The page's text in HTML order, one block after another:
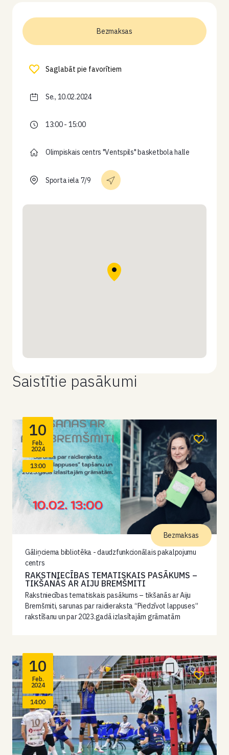
Bezmaksas
Saglabāt pie favorītiem
Se., 10.02.2024
13:00 - 15:00
Olimpiskais centrs "Ventspils" basketbola halle
Sporta iela 7/9
Saistītie pasākumi
10
Feb.
2024
13:00
Gāliņciema bibliotēka - daudzfunkcionālais pakalpojumu
centrs
RAKSTNIECĪBAS TEMATISKAIS PASĀKUMS –
TIKŠANĀS AR AIJU BREMŠMITI
Rakstniecības tematiskais pasākums – tikšanās ar Aiju
Bremšmiti, sarunas par raidieraksta “Piedzīvot lappuses”
rakstīšanu un par 2023.gadā izlasītajām grāmatām
Bezmaksas
10
Feb.
2024
14:00